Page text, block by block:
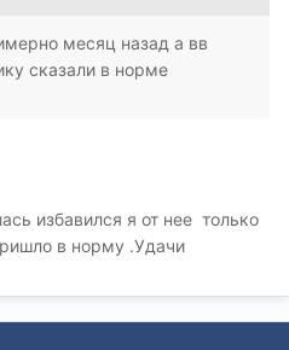
месяц назад а вв
сказали в норме
избавился я от нее только
в норму .Удачи